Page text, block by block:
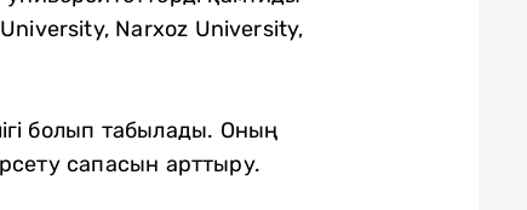
Narxoz University,
болып табылады. Оның
сапасын арттыру.